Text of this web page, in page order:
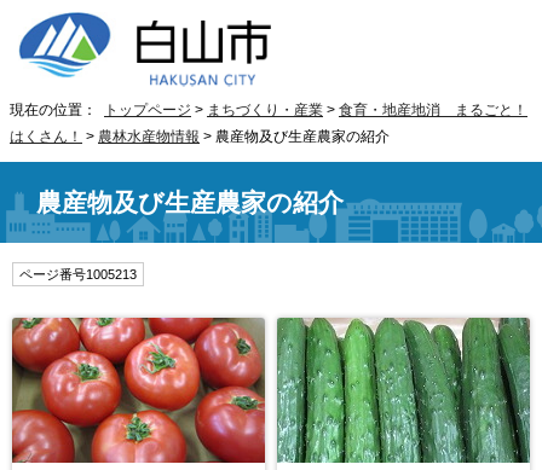
現在の位置： トップページ > まちづくり・産業 > 食育・地産地消 まるごと！
はくさん！ > 農林水産物情報 > 農産物及び生産農家の紹介
農産物及び生産農家の紹介
ページ番号1005213